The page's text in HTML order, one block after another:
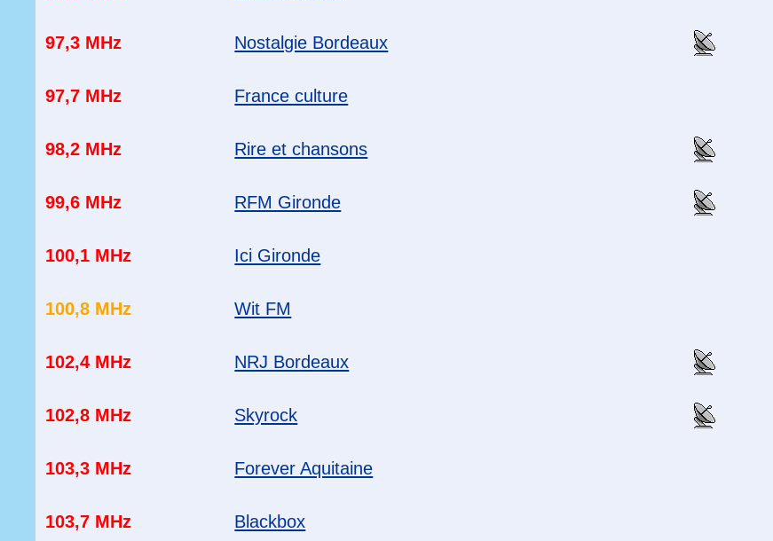
97,3 MHz Nostalgie Bordeaux
97,7 MHz France culture
98,2 MHz Rire et chansons
99,6 MHz RFM Gironde
100,1 MHz Ici Gironde
100,8 MHz Wit FM
102,4 MHz NRJ Bordeaux
102,8 MHz Skyrock
103,3 MHz Forever Aquitaine
103,7 MHz Blackbox